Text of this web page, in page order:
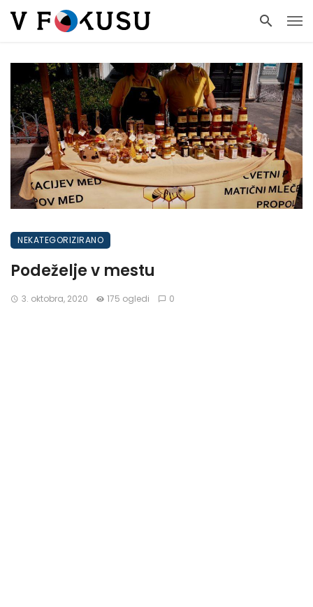
NEKATEGORIZIRANO
Podeželje v mestu
3. oktobra, 2020 175 ogledi 0